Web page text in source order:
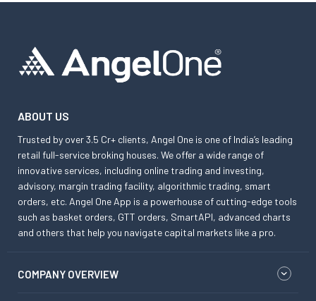
ABOUT US
Trusted by over 3.5 Cr+ clients, Angel One is one of India’s leading
retail full-service broking houses. We offer a wide range of
innovative services, including online trading and investing,
advisory, margin trading facility, algorithmic trading, smart
orders, etc. Angel One App is a powerhouse of cutting-edge tools
such as basket orders, GTT orders, SmartAPI, advanced charts
and others that help you navigate capital markets like a pro.
COMPANY OVERVIEW